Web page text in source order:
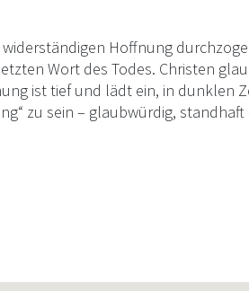
Hoffnung
Wort des Todes. Christen
ist tief und lädt ein, in dunklen
zu sein – glaubwürdig,